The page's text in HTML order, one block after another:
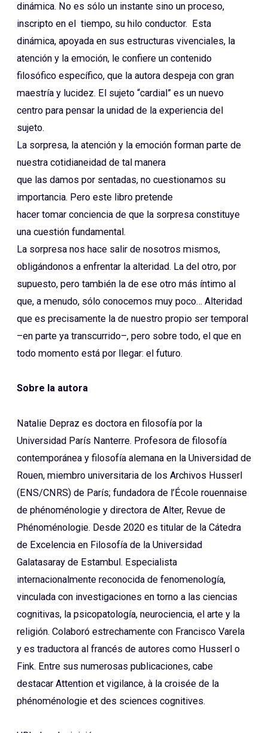
dinámica. No es sólo un instante sino un proceso,
inscripto en el tiempo, su hilo conductor. Esta
dinámica, apoyada en sus estructuras vivenciales, la
atención y la emoción, le confiere un contenido
filosófico específico, que la autora despeja con gran
maestría y lucidez. El sujeto “cardial” es un nuevo
centro para pensar la unidad de la experiencia del
sujeto.
La sorpresa, la atención y la emoción forman parte de
nuestra cotidianeidad de tal manera
que las damos por sentadas, no cuestionamos su
importancia. Pero este libro pretende
hacer tomar conciencia de que la sorpresa constituye
una cuestión fundamental.
La sorpresa nos hace salir de nosotros mismos,
obligándonos a enfrentar la alteridad. La del otro, por
supuesto, pero también la de ese otro más íntimo al
que, a menudo, sólo conocemos muy poco… Alteridad
que es precisamente la de nuestro propio ser temporal
–en parte ya transcurrido–, pero sobre todo, el que en
todo momento está por llegar: el futuro.
Sobre la autora
Natalie Depraz es doctora en filosofía por la
Universidad París Nanterre. Profesora de filosofía
contemporánea y filosofía alemana en la Universidad de
Rouen, miembro universitaria de los Archivos Husserl
(ENS/CNRS) de París; fundadora de l’École rouennaise
de phénoménologie y directora de Alter, Revue de
Phénoménologie. Desde 2020 es titular de la Cátedra
de Excelencia en Filosofía de la Universidad
Galatasaray de Estambul. Especialista
internacionalmente reconocida de fenomenología,
vinculada con investigaciones en torno a las ciencias
cognitivas, la psicopatología, neurociencia, el arte y la
religión. Colaboró estrechamente con Francisco Varela
y es traductora al francés de autores como Husserl o
Fink. Entre sus numerosas publicaciones, cabe
destacar Attention et vigilance, à la croisée de la
phénoménologie et des sciences cognitives.